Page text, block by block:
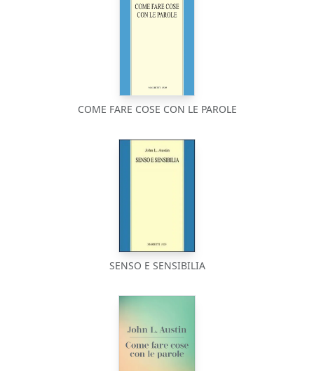
COME FARE COSE CON LE PAROLE
SENSO E SENSIBILIA